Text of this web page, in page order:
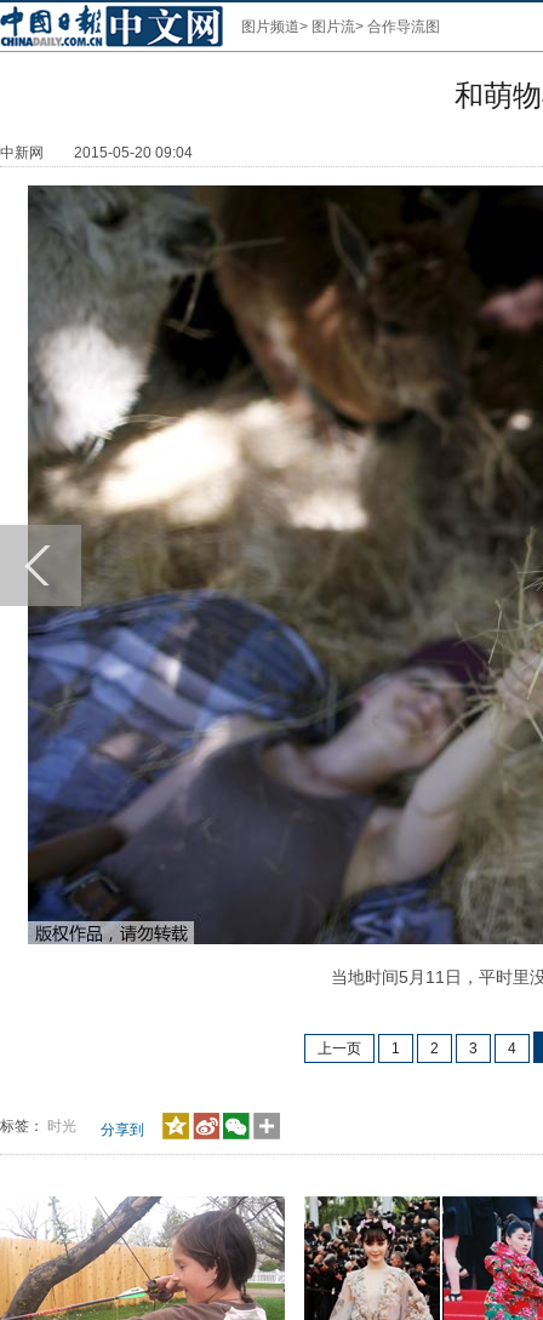
图片频道> 图片流> 合作导流图
和萌
中新网 2015-05-20 09:04
当地时间5月11日，平时里没
上一页 1 2 3 4
标签： 时光 分享到